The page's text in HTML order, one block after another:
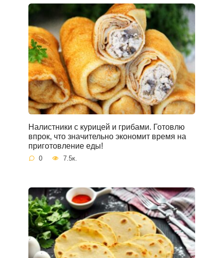
Налистники с курицей и грибами. Готовлю
впрок, что значительно экономит время на
приготовление еды!
0 7.5к.